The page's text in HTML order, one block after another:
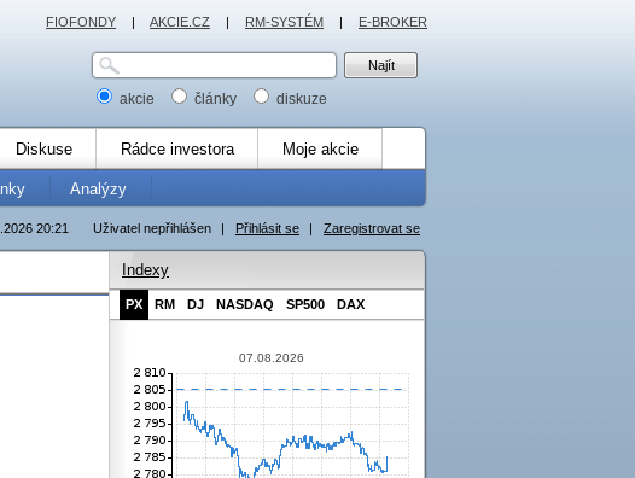
akcie články diskuze
Diskuse Rádce investora Moje akcie
Analýzy
Uživatel nepřihlášen | Přihlásit se | Zaregistrovat se
20:21
Indexy
PX RM DJ NASDAQ SP500 DAX
07.08.2026
FIOFONDY | AKCIE.CZ | RM-SYSTÉM | E-BROKER